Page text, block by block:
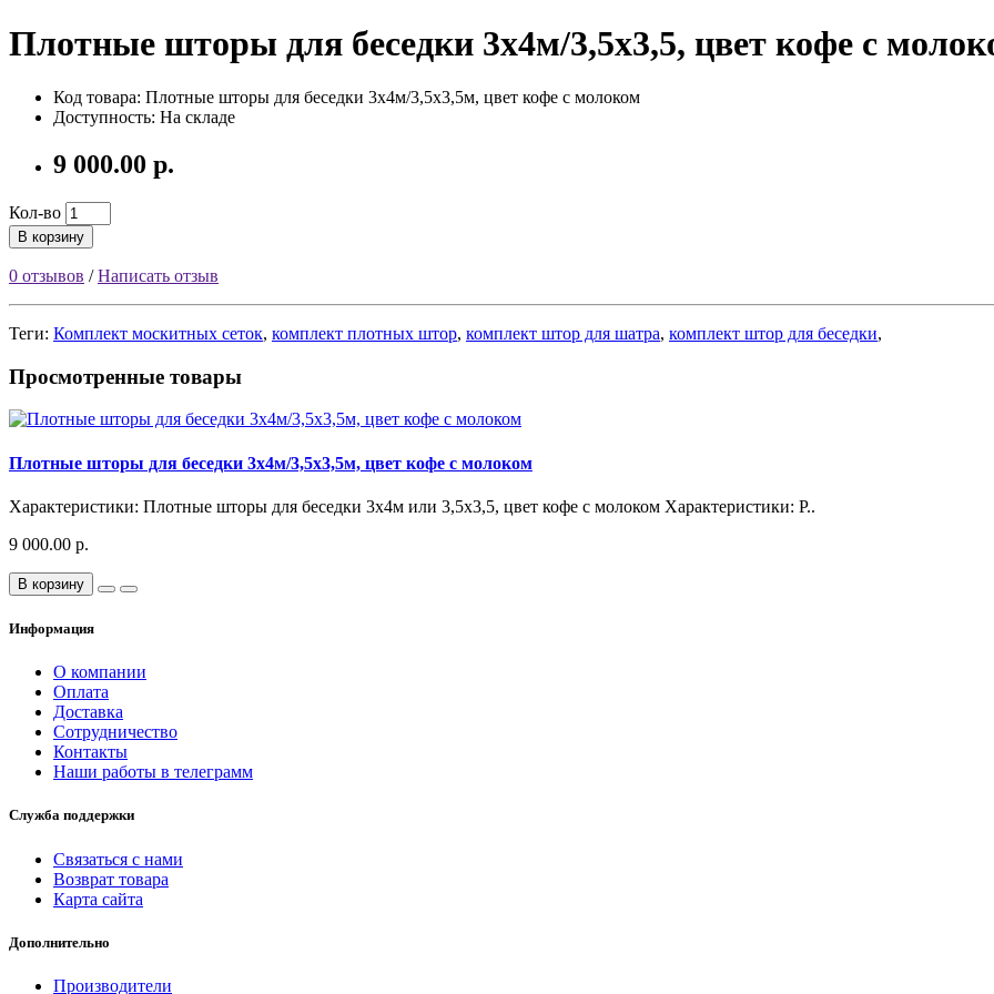
Плотные шторы для беседки 3x4м/3,5х3,5, цвет кофе с
Код товара: Плотные шторы для беседки 3x4м/3,5х3,5м, цвет кофе с молоком
Доступность: На складе
9 000.00 р.
Кол-во
В корзину
0 отзывов /Написать отзыв
Теги: Комплект москитных сеток, комплект плотных штор, комплект штор для шатра, комплект штор для беседки,
Просмотренные товары
Плотные шторы для беседки 3x4м/3,5х3,5м, цвет кофе с молоком
Характеристики: Плотные шторы для беседки 3x4м или 3,5х3,5, цвет кофе с молоком Характеристики: Р..
9 000.00 р.
В корзину
Информация
О компании
Оплата
Доставка
Сотрудничество
Контакты
Наши работы в телеграмм
Служба поддержки
Связаться с нами
Возврат товара
Карта сайта
Дополнительно
Производители